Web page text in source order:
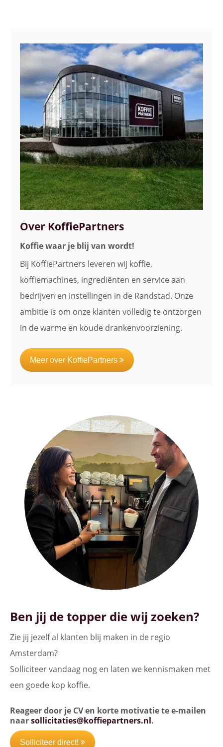
Over KoffiePartners
Koffie waar je blij van wordt!
Bij KoffiePartners leveren wij koffie,
koffiemachines, ingrediënten en service aan
bedrijven en instellingen in de Randstad. Onze
ambitie is om onze klanten volledig te ontzorgen
in de warme en koude drankenvoorziening.
Meer over KoffiePartners
Ben jij de topper die wij zoeken?
Zie jij jezelf al klanten blij maken in de regio
Amsterdam?
Solliciteer vandaag nog en laten we kennismaken met
een goede kop koffie.
Reageer door je CV en korte motivatie te e-mailen
naarsollicitaties@koffiepartners.nl.
Solliciteer direct!